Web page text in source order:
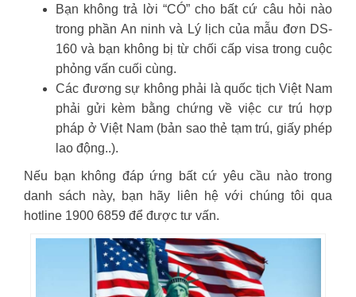
Bạn không trả lời “CÓ” cho bất cứ câu hỏi nào
trong phần An ninh và Lý lịch của mẫu đơn DS‐
160 và bạn không bị từ chối cấp visa trong cuộc
phỏng vấn cuối cùng.
Các đương sự không phải là quốc tịch Việt Nam
phải gửi kèm bằng chứng về việc cư trú hợp
pháp ở Việt Nam (bản sao thẻ tạm trú, giấy phép
lao động..).
Nếu bạn không đáp ứng bất cứ yêu cầu nào trong
danh sách này, bạn hãy liên hệ với chúng tôi qua
hotline 1900 6859 để được tư vấn.